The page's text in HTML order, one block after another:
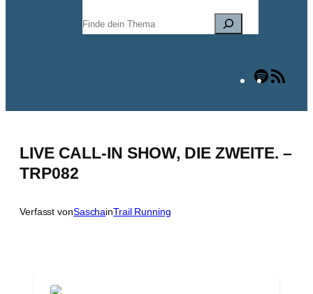
Suchen
Spotify
LIVE CALL-IN SHOW, DIE ZWEITE. –
TRP082
Verfasst vonSaschainTrail Running